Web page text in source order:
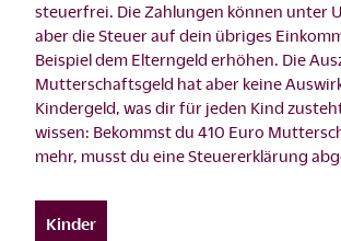
steuerfrei. Die Zahlungen können unter
aber die Steuer auf dein übriges
Beispiel dem Elterngeld erhöhen. Die
Mutterschaftsgeld hat aber keine
Kindergeld, was dir für jeden Kind
wissen: Bekommst du 410 Euro
mehr, musst du eine Steuererklärung
Kinder